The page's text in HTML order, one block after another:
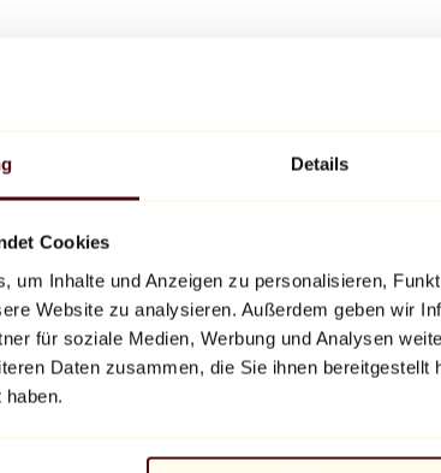
Details
Cookies
um Inhalte und Anzeigen zu personalisieren,
Website zu analysieren. Außerdem geben wir
für soziale Medien, Werbung und Analysen
Daten zusammen, die Sie ihnen